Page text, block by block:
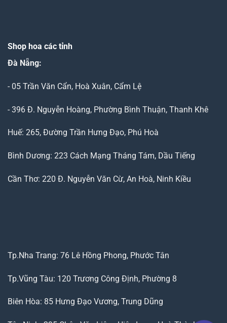
Shop hoa các tỉnh
Đà Nẵng:
- 05 Trần Văn Cẩn, Hoà Xuân, Cẩm Lệ
- 396 Đ. Nguyễn Hoàng, Phường Bình Thuận, Thanh Khê
Huế: 265, Đường Trần Hưng Đạo, Phú Hoà
Bình Dương: 223 Cách Mạng Tháng Tám, Dầu Tiếng
Cần Thơ: 220 Đ. Nguyễn Văn Cừ, An Hoà, Ninh Kiều
Tp.Nha Trang: 76 Lê Hồng Phong, Phước Tân
Tp.Vũng Tàu: 120 Trương Công Định, Phường 8
Biên Hòa: 85 Hưng Đạo Vương, Trung Dũng